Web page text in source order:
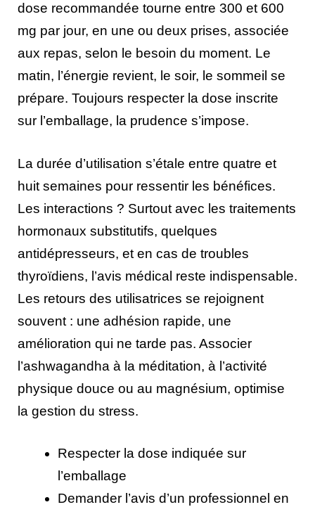
dose recommandée tourne entre 300 et 600
mg par jour, en une ou deux prises, associée
aux repas, selon le besoin du moment. Le
matin, l’énergie revient, le soir, le sommeil se
prépare. Toujours respecter la dose inscrite
sur l’emballage, la prudence s’impose.
La durée d’utilisation s’étale entre quatre et
huit semaines pour ressentir les bénéfices.
Les interactions ? Surtout avec les traitements
hormonaux substitutifs, quelques
antidépresseurs, et en cas de troubles
thyroïdiens, l’avis médical reste indispensable.
Les retours des utilisatrices se rejoignent
souvent : une adhésion rapide, une
amélioration qui ne tarde pas. Associer
l’ashwagandha à la méditation, à l’activité
physique douce ou au magnésium, optimise
la gestion du stress.
Respecter la dose indiquée sur
l’emballage
Demander l’avis d’un professionnel en